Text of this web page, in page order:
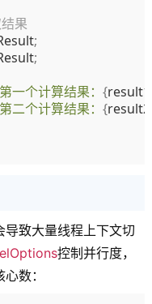
果
;
;
一个计算结果： {result1
二个计算结果： {result2
致大量线程上下文切
控制并行度，
数：